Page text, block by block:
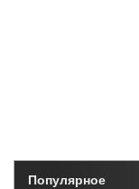
Популярное